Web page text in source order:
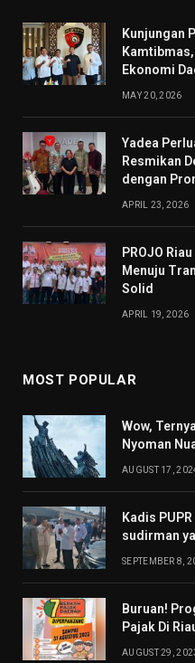
Kunjungan
Ekonomi
MAY 20, 2026
Yadea
Resmikan
dengan
APRIL 23, 2026
PROJO
Menuju
Solid
APRIL 19, 2026
MOST POPULAR
Wow,
Nyoman
AUGUST 17,
Kadis
sudirman
SEPTEMBER 8,
Buruan!
Pajak Di
AUGUST 29,